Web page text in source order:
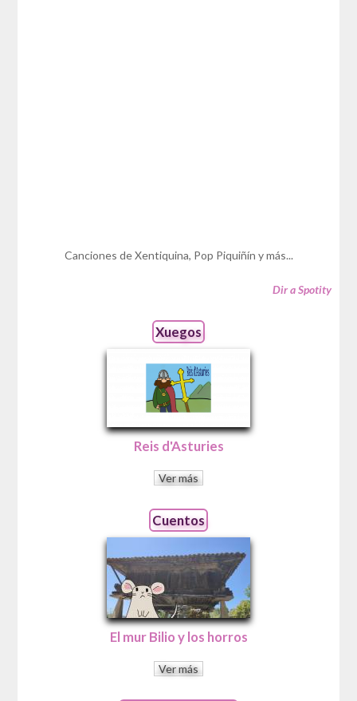
Canciones de Xentiquina, Pop Piquiñín y más...
Dir a Spotity
Xuegos
Reis d'Asturies
Ver más
Cuentos
El mur Bilio y los horros
Ver más